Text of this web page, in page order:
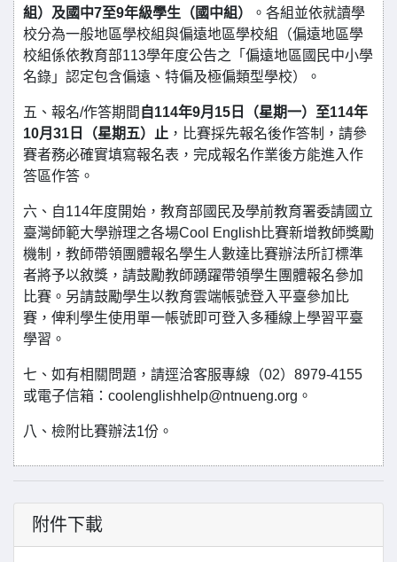
組）及國中7至9年級學生（國中組）
。各組並依就讀學
校分為一般地區學校組與偏遠地區學校組（偏遠地區學
校組係依教育部113學年度公告之「偏遠地區國民中小學
名錄」認定包含偏遠、特偏及極偏類型學校）。
五、報名/作答期間 自114年9月15日（星期一）至114年
10月31日（星期五）止 ，比賽採先報名後作答制，請參
賽者務必確實填寫報名表，完成報名作業後方能進入作
答區作答。
六、自114年度開始，教育部國民及學前教育署委請國立
臺灣師範大學辦理之各場Cool English比賽新增教師獎勵
機制，教師帶領團體報名學生人數達比賽辦法所訂標準
者將予以敘獎，請鼓勵教師踴躍帶領學生團體報名參加
比賽。另請鼓勵學生以教育雲端帳號登入平臺參加比
賽，俾利學生使用單一帳號即可登入多種線上學習平臺
學習。
七、如有相關問題，請逕洽客服專線（02）8979-4155
或電子信箱：coolenglishhelp@ntnueng.org。
八、檢附比賽辦法1份。
附件下載